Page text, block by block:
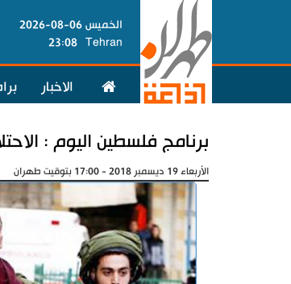
الخميس 06-08-2026
Tehran
23:08
الاخبار
برنامج فلسطين اليوم :
الأربعاء 19 ديسمبر 2018 - 17:00 بتوقيت طهران